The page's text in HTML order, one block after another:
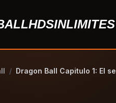
/ Dragon Ball Capitulo 1: El